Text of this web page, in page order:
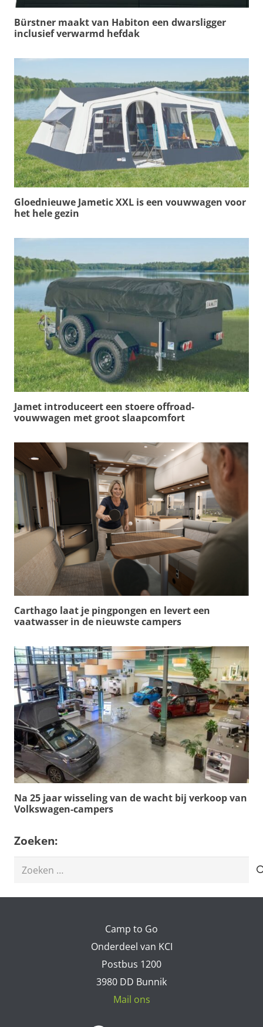
Bürstner maakt van Habiton een dwarsligger
inclusief verwarmd hefdak
Gloednieuwe Jametic XXL is een vouwwagen voor
het hele gezin
Jamet introduceert een stoere offroad-
vouwwagen met groot slaapcomfort
Carthago laat je pingpongen en levert een
vaatwasser in de nieuwste campers
Na 25 jaar wisseling van de wacht bij verkoop van
Volkswagen-campers
Zoeken:
Zoeken
Camp to Go
Onderdeel van KCI
Postbus 1200
3980 DD Bunnik
Mail ons